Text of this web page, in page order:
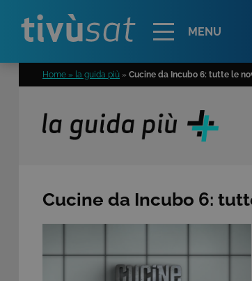
MENU
Home » la guida più » Cucine da Incubo 6: tutte le
Cucine da Incubo 6: